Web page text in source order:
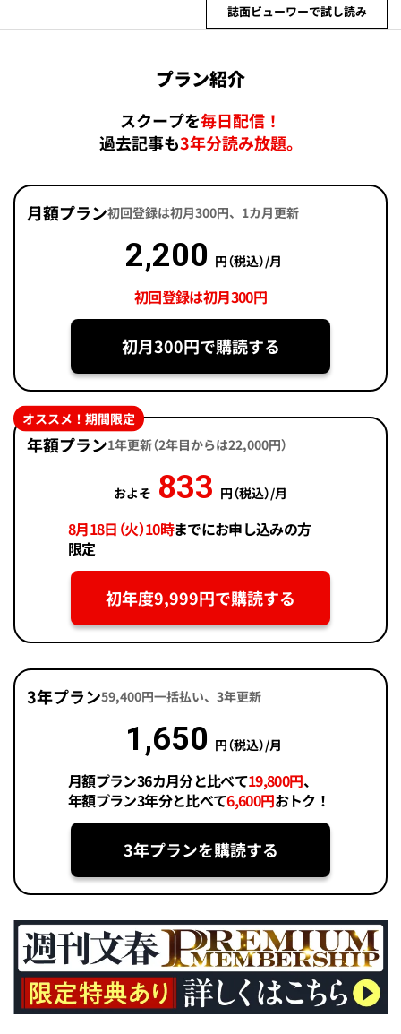
誌面ビューワーで試し読み
プラン紹介
スクープを毎日配信！
過去記事も3年分読み放題。
月額プラン初回登録は初月300円、1カ月更新
2,200 円（税込）/月
初回登録は初月300円
初月300円で購読する
年額プラン1年更新（2年目からは22,000円）
およそ 833 円（税込）/月
8月18日（火）10時までにお申し込みの方
限定
初年度9,999円で購読する
オススメ！期間限定
3年プラン59,400円一括払い、3年更新
1,650 円（税込）/月
月額プラン36カ月分と比べて19,800円、
年額プラン3年分と比べて6,600円おトク！
3年プランを購読する